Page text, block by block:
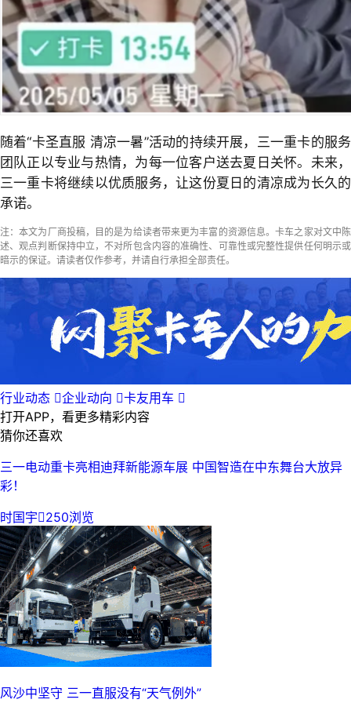
随着“卡圣直服 清凉一暑”活动的持续开展，三一重卡的服务
团队正以专业与热情，为每一位客户送去夏日关怀。未来，
三一重卡将继续以优质服务，让这份夏日的清凉成为长久的
承诺。
注：本文为厂商投稿，目的是为给读者带来更为丰富的资源信息。卡车之家对文中陈
述、观点判断保持中立，不对所包含内容的准确性、可靠性或完整性提供任何明示或
暗示的保证。请读者仅作参考，并请自行承担全部责任。
行业动态 企业动向 卡友用车 
打开APP，看更多精彩内容
猜你还喜欢
三一电动重卡亮相迪拜新能源车展 中国智造在中东舞台大放异
彩！
时国宇250浏览
风沙中坚守 三一直服没有“天气例外”